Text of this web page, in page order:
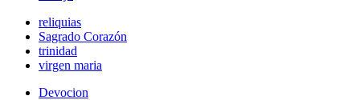
reliquias
Sagrado Corazón
trinidad
virgen maria
Devocion